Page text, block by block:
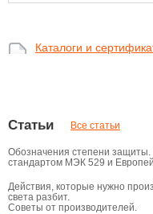
Каталоги и
Статьи Все статьи
Обозначения степени защиты.
стандартом МЭК 529 и
Действия, которые нужно
света разбит.
Советы от производителей.